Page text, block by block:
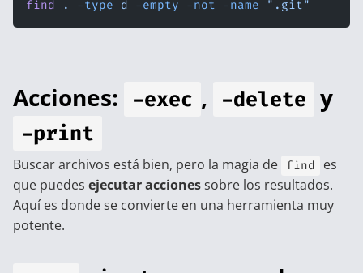
find . -type d -empty -not -name ".git"
Acciones: -exec , -delete y
-print
Buscar archivos está bien, pero la magia de find
es
que puedes ejecutar accionessobre los resultados.
Aquí es donde se convierte en una herramienta muy
potente.